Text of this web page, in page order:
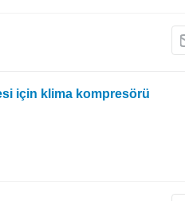
için klima kompresörü